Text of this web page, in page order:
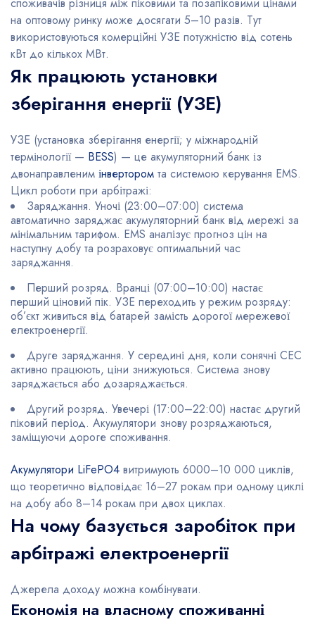
на оптовому ринку може досягати 5–10 разів. Тут
використовуються комерційні УЗЕ потужністю від сотень
кВт до кількох МВт.
Як працюють установки
зберігання енергії (УЗЕ)
УЗЕ (установка зберігання енергії; у міжнародній
термінології — BESS) — це акумуляторний банк із
двонаправленим інвертором та системою керування EMS.
Цикл роботи при арбітражі:
Заряджання. Уночі (23:00–07:00) система
автоматично заряджає акумуляторний банк від мережі за
мінімальним тарифом. EMS аналізує прогноз цін на
наступну добу та розраховує оптимальний час
заряджання.
Перший розряд. Вранці (07:00–10:00) настає
перший ціновий пік. УЗЕ переходить у режим розряду:
об’єкт живиться від батарей замість дорогої мережевої
електроенергії.
Друге заряджання. У середині дня, коли сонячні СЕС
активно працюють, ціни знижуються. Система знову
заряджається або дозаряджається.
Другий розряд. Увечері (17:00–22:00) настає другий
піковий період. Акумулятори знову розряджаються,
заміщуючи дороге споживання.
Акумулятори LiFePO4 витримують 6000–10 000 циклів,
що теоретично відповідає 16–27 рокам при одному циклі
на добу або 8–14 рокам при двох циклах.
На чому базується заробіток при
арбітражі електроенергії
Джерела доходу можна комбінувати.
Економія на власному споживанні